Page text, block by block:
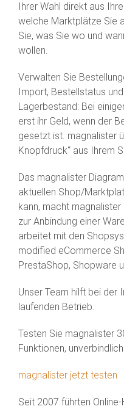
Ihrer Wahl direkt aus
welche Marktplätze Sie
Sie, was Sie wo und
wollen.
Verwalten Sie
Import, Bestellstatus
Lagerbestand: Bei
erst ihr Geld, wenn der
gesetzt ist. magnalister
Knopfdruck“ aus Ihrem
Das magnalister
aktuellen Shop/
kann, macht
zur Anbindung einer
arbeitet mit den
modified eCommerce
PrestaShop, Shopware
Unser Team hilft bei der
laufenden Betrieb.
Testen Sie magnalister
Funktionen,
magnalister jetzt testen
Seit 2007 führten